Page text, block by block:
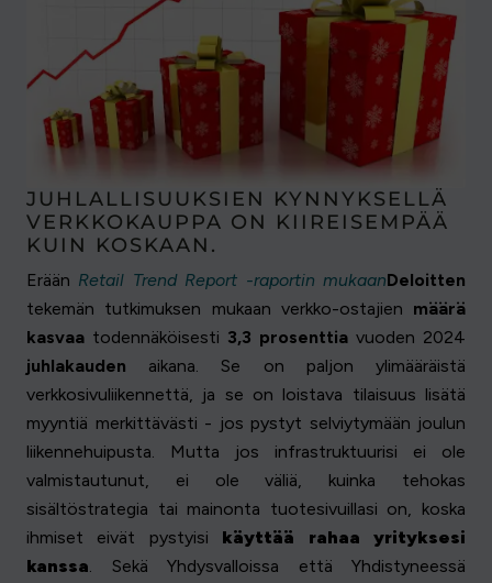
JUHLALLISUUKSIEN KYNNYKSELLÄ
VERKKOKAUPPA ON KIIREISEMPÄÄ
KUIN KOSKAAN.
Erään Retail Trend Report -raportin mukaanDeloitten
tekemän tutkimuksen mukaan verkko-ostajien määrä
kasvaa todennäköisesti 3,3 prosenttia vuoden 2024
juhlakauden aikana. Se on paljon ylimääräistä
verkkosivuliikennettä, ja se on loistava tilaisuus lisätä
myyntiä merkittävästi - jos pystyt selviytymään joulun
liikennehuipusta. Mutta jos infrastruktuurisi ei ole
valmistautunut, ei ole väliä, kuinka tehokas
sisältöstrategia tai mainonta tuotesivuillasi on, koska
ihmiset eivät pystyisi käyttää rahaa yrityksesi
kanssa. Sekä Yhdysvalloissa että Yhdistyneessä